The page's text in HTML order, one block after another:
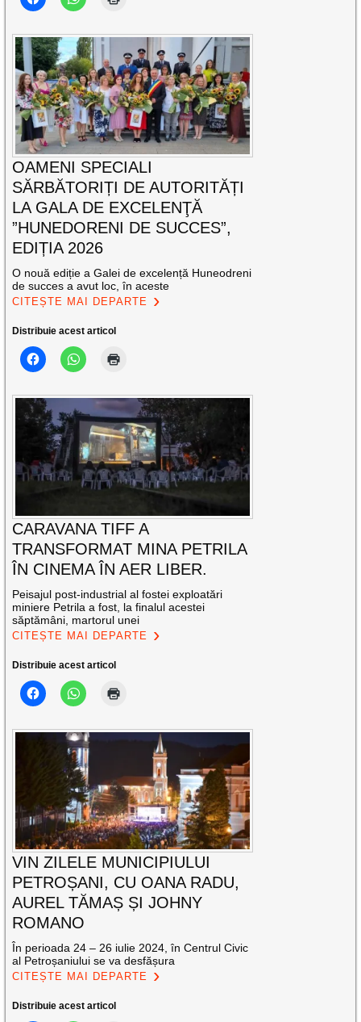
OAMENI SPECIALI
SĂRBĂTORIȚI DE AUTORITĂȚI
LA GALA DE EXCELENŢĂ
”HUNEDORENI DE SUCCES”,
EDIȚIA 2026
O nouă ediție a Galei de excelență Huneodreni
de succes a avut loc, în aceste
CITEȘTE MAI DEPARTE
Distribuie acest articol
CARAVANA TIFF A
TRANSFORMAT MINA PETRILA
ÎN CINEMA ÎN AER LIBER.
Peisajul post-industrial al fostei exploatări
miniere Petrila a fost, la finalul acestei
săptămâni, martorul unei
CITEȘTE MAI DEPARTE
Distribuie acest articol
VIN ZILELE MUNICIPIULUI
PETROȘANI, CU OANA RADU,
AUREL TĂMAȘ ȘI JOHNY
ROMANO
În perioada 24 – 26 iulie 2024, în Centrul Civic
al Petroșaniului se va desfășura
CITEȘTE MAI DEPARTE
Distribuie acest articol